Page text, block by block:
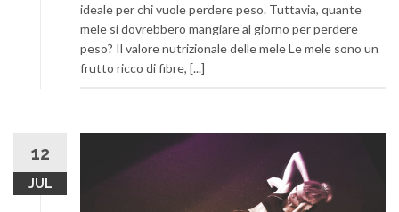
ideale per chi vuole perdere peso. Tuttavia, quante
mele si dovrebbero mangiare al giorno per perdere
peso? Il valore nutrizionale delle mele Le mele sono un
frutto ricco di fibre, [...]
12
JUL